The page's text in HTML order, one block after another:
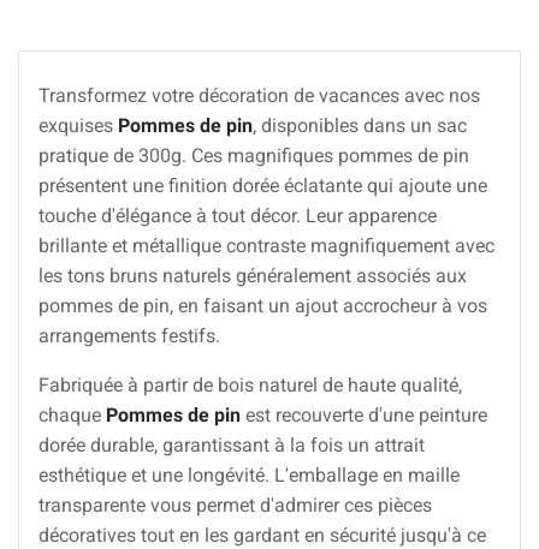
Transformez votre décoration de vacances avec nos
exquises Pommes de pin, disponibles dans un sac
pratique de 300g. Ces magnifiques pommes de pin
présentent une finition dorée éclatante qui ajoute une
touche d'élégance à tout décor. Leur apparence
brillante et métallique contraste magnifiquement avec
les tons bruns naturels généralement associés aux
pommes de pin, en faisant un ajout accrocheur à vos
arrangements festifs.
Fabriquée à partir de bois naturel de haute qualité,
chaque Pommes de pin est recouverte d'une peinture
dorée durable, garantissant à la fois un attrait
esthétique et une longévité. L'emballage en maille
transparente vous permet d'admirer ces pièces
décoratives tout en les gardant en sécurité jusqu'à ce